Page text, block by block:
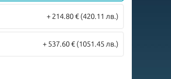
+ 214.80 € (420.11 лв.)
+ 537.60 € (1051.45 лв.)